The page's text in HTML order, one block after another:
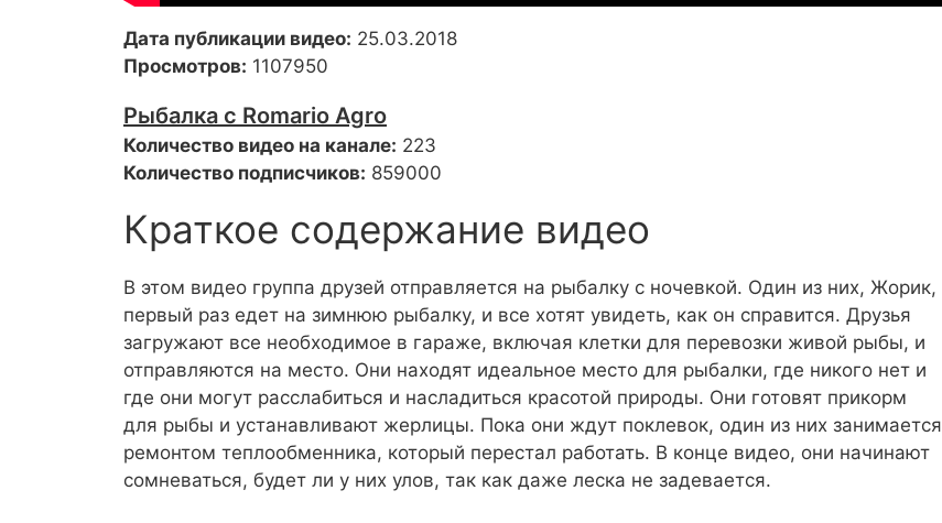
Дата публикации видео: 25.03.2018
Просмотров: 1107950
Рыбалка с Romario Agro
Количество видео на канале: 223
Количество подписчиков: 859000
Краткое содержание видео
В этом видео группа друзей отправляется на рыбалку с ночевкой. Один из них, Жорик,
первый раз едет на зимнюю рыбалку, и все хотят увидеть, как он справится. Друзья
загружают все необходимое в гараже, включая клетки для перевозки живой рыбы, и
отправляются на место. Они находят идеальное место для рыбалки, где никого нет и
где они могут расслабиться и насладиться красотой природы. Они готовят прикорм
для рыбы и устанавливают жерлицы. Пока они ждут поклевок, один из них занимается
ремонтом теплообменника, который перестал работать. В конце видео, они начинают
сомневаться, будет ли у них улов, так как даже леска не задевается.